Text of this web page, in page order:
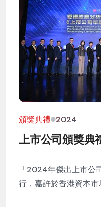
頒獎典禮 2024
上市公司頒獎
「2024年傑出上市公
行，嘉許於香港資本市